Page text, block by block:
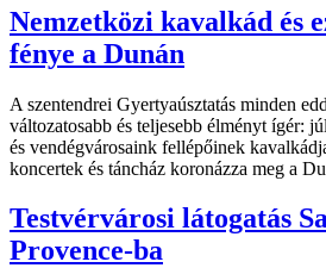
Nemzetközi kavalkád és
fénye a Dunán
A szentendrei Gyertyaúsztatás minden
változatosabb és teljesebb élményt ígér:
és vendégvárosaink fellépőinek
koncertek és táncház koronázza meg a
Testvérvárosi látogatás
Provence-ba